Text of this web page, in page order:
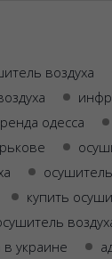
воздуха
одесса
купить
в украине